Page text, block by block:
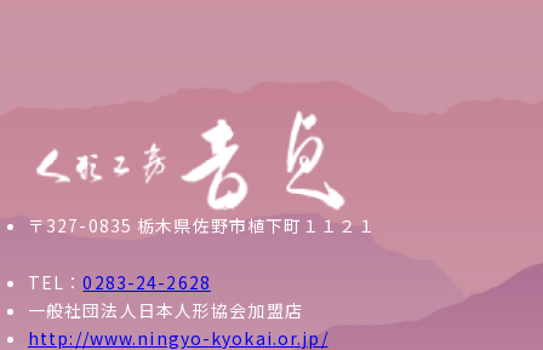
〒327-0835 栃木県佐野市植下町１１２１
TEL：0283-24-2628
一般社団法人日本人形協会加盟店
http://www.ningyo-kyokai.or.jp/